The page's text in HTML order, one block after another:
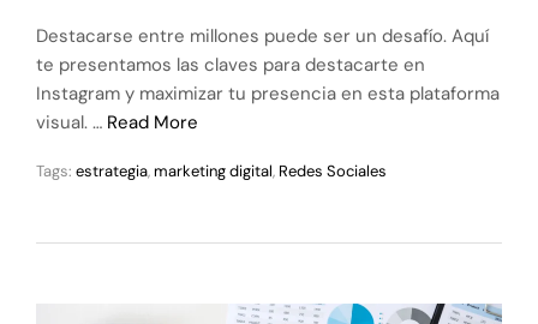
Destacarse entre millones puede ser un desafío. Aquí
te presentamos las claves para destacarte en
Instagram y maximizar tu presencia en esta plataforma
visual. … Read More
Tags: estrategia,marketing digital, Redes Sociales